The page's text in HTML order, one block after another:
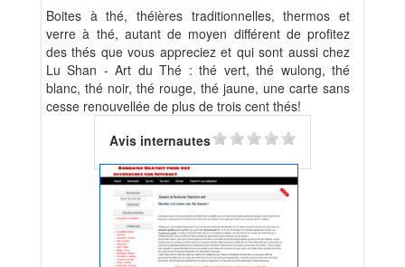
Boites à thé, théières traditionnelles, thermos et
verre à thé, autant de moyen différent de profitez
des thés que vous appreciez et qui sont aussi chez
Lu Shan - Art du Thé : thé vert, thé wulong, thé
blanc, thé noir, thé rouge, thé jaune, une carte sans
cesse renouvellée de plus de trois cent thés!
Avis internautes